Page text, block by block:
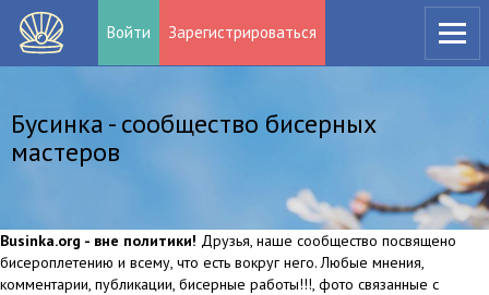
Войти Зарегистрироваться
Бусинка - сообщество бисерных
мастеров
Businka.org - вне политики! Друзья, наше сообщество посвящено
бисероплетению и всему, что есть вокруг него. Любые мнения,
комментарии, публикации, бисерные работы!!!, фото связанные с